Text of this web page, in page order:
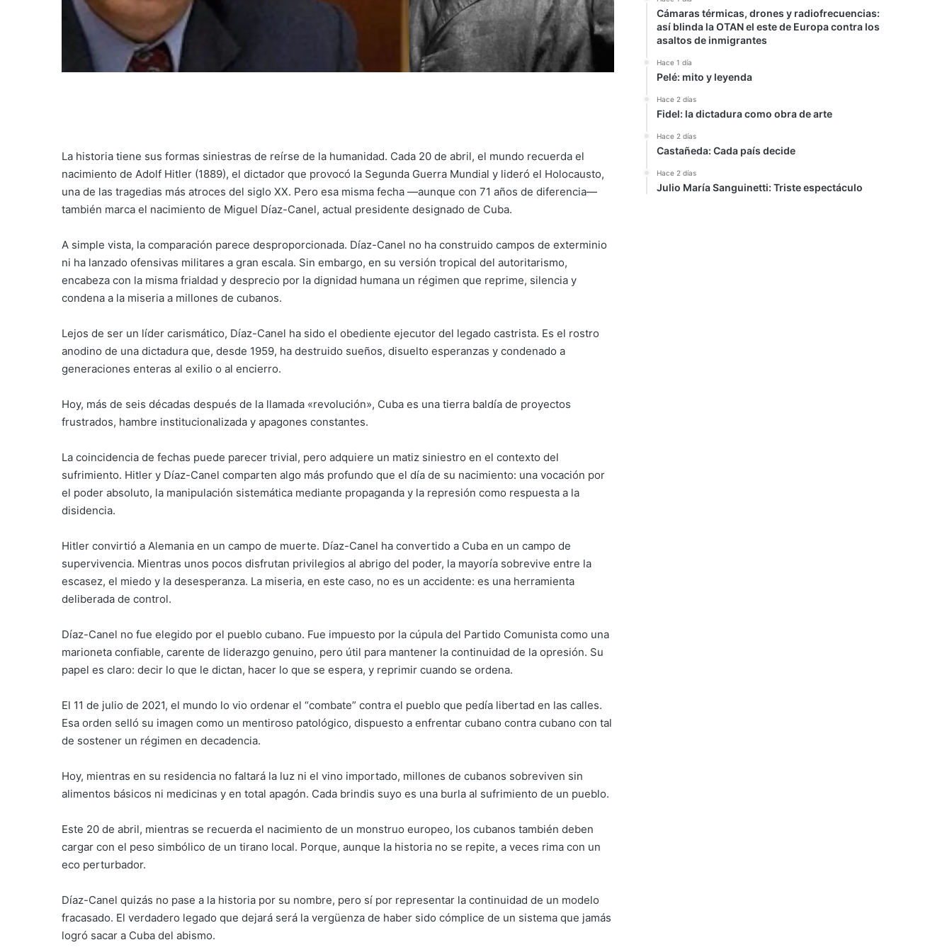
La historia tiene sus formas siniestras de reírse de la humanidad. Cada 20 de abril, el mundo recuerda el
nacimiento de Adolf Hitler (1889), el dictador que provocó la Segunda Guerra Mundial y lideró el Holocausto,
una de las tragedias más atroces del siglo XX. Pero esa misma fecha —aunque con 71 años de diferencia—
también marca el nacimiento de Miguel Díaz-Canel, actual presidente designado de Cuba.
A simple vista, la comparación parece desproporcionada. Díaz-Canel no ha construido campos de exterminio
ni ha lanzado ofensivas militares a gran escala. Sin embargo, en su versión tropical del autoritarismo,
encabeza con la misma frialdad y desprecio por la dignidad humana un régimen que reprime, silencia y
condena a la miseria a millones de cubanos.
Lejos de ser un líder carismático, Díaz-Canel ha sido el obediente ejecutor del legado castrista. Es el rostro
anodino de una dictadura que, desde 1959, ha destruido sueños, disuelto esperanzas y condenado a
generaciones enteras al exilio o al encierro.
Hoy, más de seis décadas después de la llamada «revolución», Cuba es una tierra baldía de proyectos
frustrados, hambre institucionalizada y apagones constantes.
La coincidencia de fechas puede parecer trivial, pero adquiere un matiz siniestro en el contexto del
sufrimiento. Hitler y Díaz-Canel comparten algo más profundo que el día de su nacimiento: una vocación por
el poder absoluto, la manipulación sistemática mediante propaganda y la represión como respuesta a la
disidencia.
Hitler convirtió a Alemania en un campo de muerte. Díaz-Canel ha convertido a Cuba en un campo de
supervivencia. Mientras unos pocos disfrutan privilegios al abrigo del poder, la mayoría sobrevive entre la
escasez, el miedo y la desesperanza. La miseria, en este caso, no es un accidente: es una herramienta
deliberada de control.
Díaz-Canel no fue elegido por el pueblo cubano. Fue impuesto por la cúpula del Partido Comunista como una
marioneta confiable, carente de liderazgo genuino, pero útil para mantener la continuidad de la opresión. Su
papel es claro: decir lo que le dictan, hacer lo que se espera, y reprimir cuando se ordena.
El 11 de julio de 2021, el mundo lo vio ordenar el “combate” contra el pueblo que pedía libertad en las calles.
Esa orden selló su imagen como un mentiroso patológico, dispuesto a enfrentar cubano contra cubano con tal
de sostener un régimen en decadencia.
Hoy, mientras en su residencia no faltará la luz ni el vino importado, millones de cubanos sobreviven sin
alimentos básicos ni medicinas y en total apagón. Cada brindis suyo es una burla al sufrimiento de un pueblo.
Este 20 de abril, mientras se recuerda el nacimiento de un monstruo europeo, los cubanos también deben
cargar con el peso simbólico de un tirano local. Porque, aunque la historia no se repite, a veces rima con un
eco perturbador.
Díaz-Canel quizás no pase a la historia por su nombre, pero sí por representar la continuidad de un modelo
fracasado. El verdadero legado que dejará será la vergüenza de haber sido cómplice de un sistema que jamás
logró sacar a Cuba del abismo.
Cámaras térmicas, drones y radiofrecuencias:
así blinda la OTAN el este de Europa contra los
asaltos de inmigrantes
Hace 1 día
Pelé: mito y leyenda
Hace 2 días
Fidel: la dictadura como obra de arte
Hace 2 días
Castañeda: Cada país decide
Hace 2 días
Julio María Sanguinetti: Triste espectáculo